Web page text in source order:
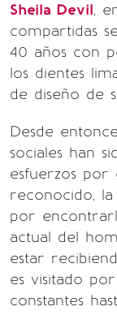
Sheila Devil,
compartidas
40 años con
los dientes
de diseño de
Desde
sociales han
esfuerzos
reconocido,
por
actual del
estar
es visitado
constantes